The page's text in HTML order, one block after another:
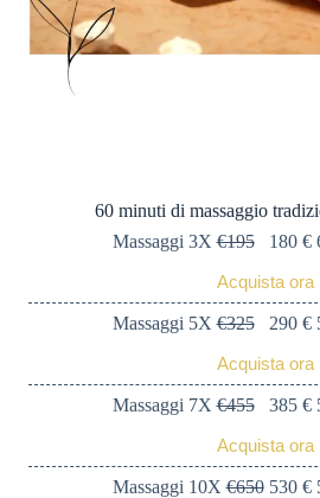
60 minuti di massaggio
Massaggi 3X€195180 €
Acquista ora
Massaggi 5X€325290 €
Acquista ora
Massaggi 7X€455385 €
Acquista ora
Massaggi 10X€650530 €